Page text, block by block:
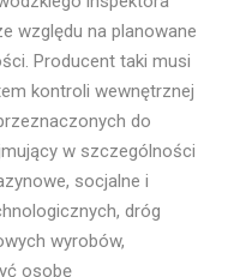
względu na planowane
Producent taki musi
kontroli wewnętrznej
do
w szczególności
socjalne i
dróg
wyrobów,
osobę